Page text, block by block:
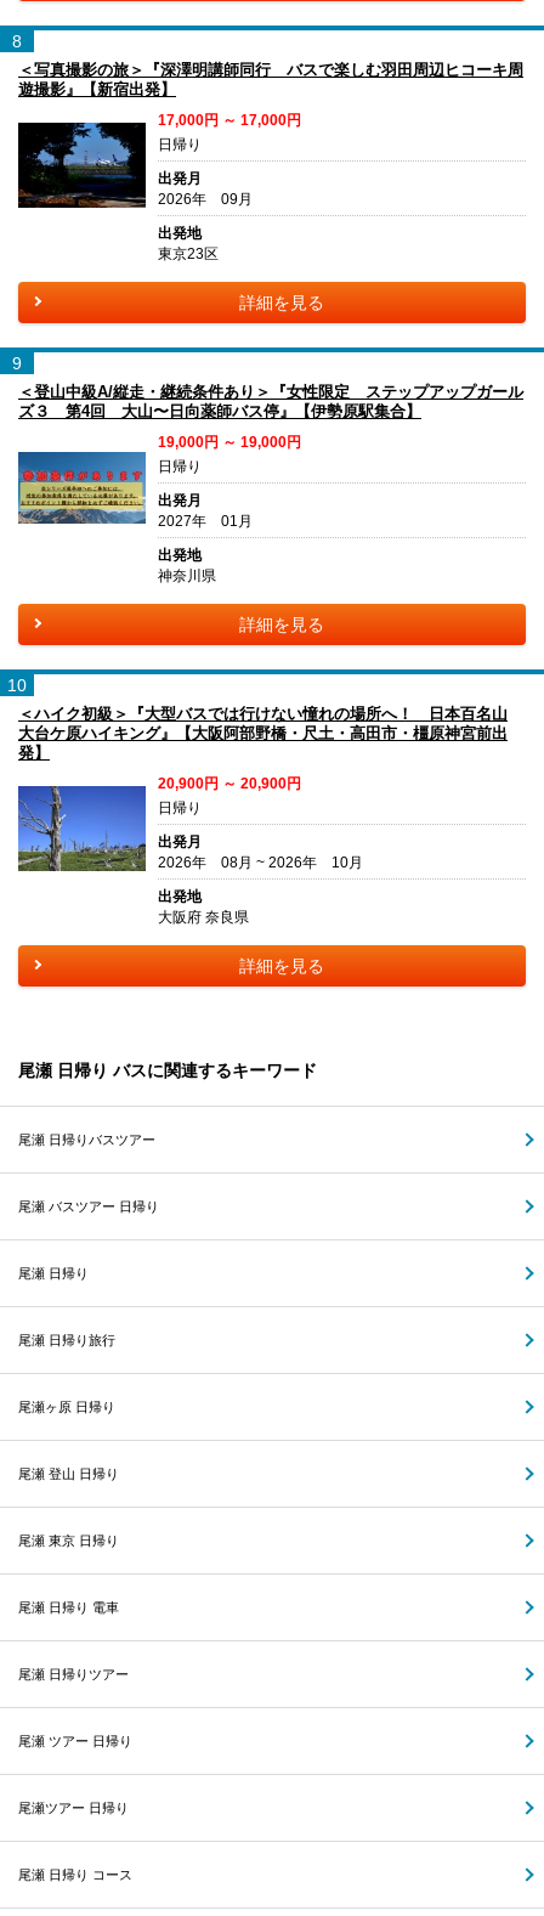
8
＜写真撮影の旅＞『深澤明講師同行 バスで楽しむ羽田周辺ヒコーキ周
遊撮影』【新宿出発】
17,000円 ～ 17,000円
日帰り
出発月
2026年 09月
出発地
東京23区
詳細を見る
9
＜登山中級A/縦走・継続条件あり＞『女性限定 ステップアップガール
ズ３ 第4回 大山〜日向薬師バス停』【伊勢原駅集合】
19,000円 ～ 19,000円
日帰り
出発月
2027年 01月
出発地
神奈川県
詳細を見る
10
＜ハイク初級＞『大型バスでは行けない憧れの場所へ！ 日本百名山
大台ケ原ハイキング』【大阪阿部野橋・尺土・高田市・橿原神宮前出
発】
20,900円 ～ 20,900円
日帰り
出発月
2026年 08月 ~ 2026年 10月
出発地
大阪府 奈良県
詳細を見る
尾瀬 日帰り バスに関連するキーワード
尾瀬 日帰りバスツアー
尾瀬 バスツアー 日帰り
尾瀬 日帰り
尾瀬 日帰り旅行
尾瀬ヶ原 日帰り
尾瀬 登山 日帰り
尾瀬 東京 日帰り
尾瀬 日帰り 電車
尾瀬 日帰りツアー
尾瀬 ツアー 日帰り
尾瀬ツアー 日帰り
尾瀬 日帰り コース